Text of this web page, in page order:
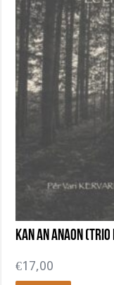
Kan an Anaon
€17,00